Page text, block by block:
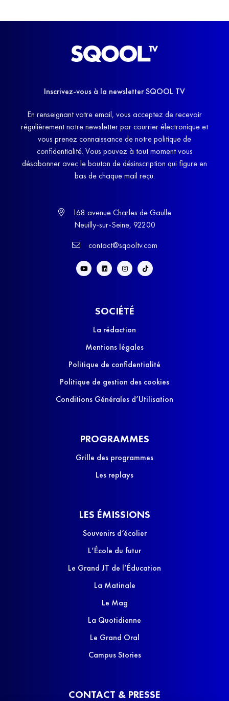
Inscrivez-vous à la newsletter SQOOL TV
En renseignant votre email, vous acceptez de recevoir
régulièrement notre newsletter par courrier électronique et
vous prenez connaissance de notre politique de
confidentialité. Vous pouvez à tout moment vous
désabonner avec le bouton de désinscription qui figure en
bas de chaque mail reçu.
168 avenue Charles de Gaulle
Neuilly-sur-Seine, 92200
contact@sqooltv.com
SOCIÉTÉ
La rédaction
Mentions légales
Politique de confidentialité
Politique de gestion des cookies
Conditions Générales d’Utilisation
PROGRAMMES
Grille des programmes
Les replays
LES ÉMISSIONS
Souvenirs d’écolier
L’École du futur
Le Grand JT de l’Éducation
La Matinale
Le Mag
La Quotidienne
Le Grand Oral
Campus Stories
CONTACT & PRESSE